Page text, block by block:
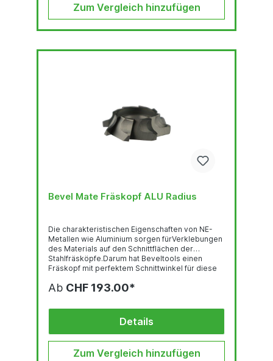
Zum Vergleich hinzufügen
Bevel Mate Fräskopf ALU Radius
Die charakteristischen Eigenschaften von NE-
Metallen wie Aluminium sorgen fürVerklebungen
des Materials auf den Schnittflächen der
Stahlfräsköpfe.Darum hat Beveltools einen
Fräskopf mit perfektem Schnittwinkel für diese
der richtigen Geometrie und Beschichtung
Härte ohne Probleme konsistent und ohne
Einsatz irgendeines Schmierstoffs abrunden
Ab CHF 193.00*
Details
Zum Vergleich hinzufügen